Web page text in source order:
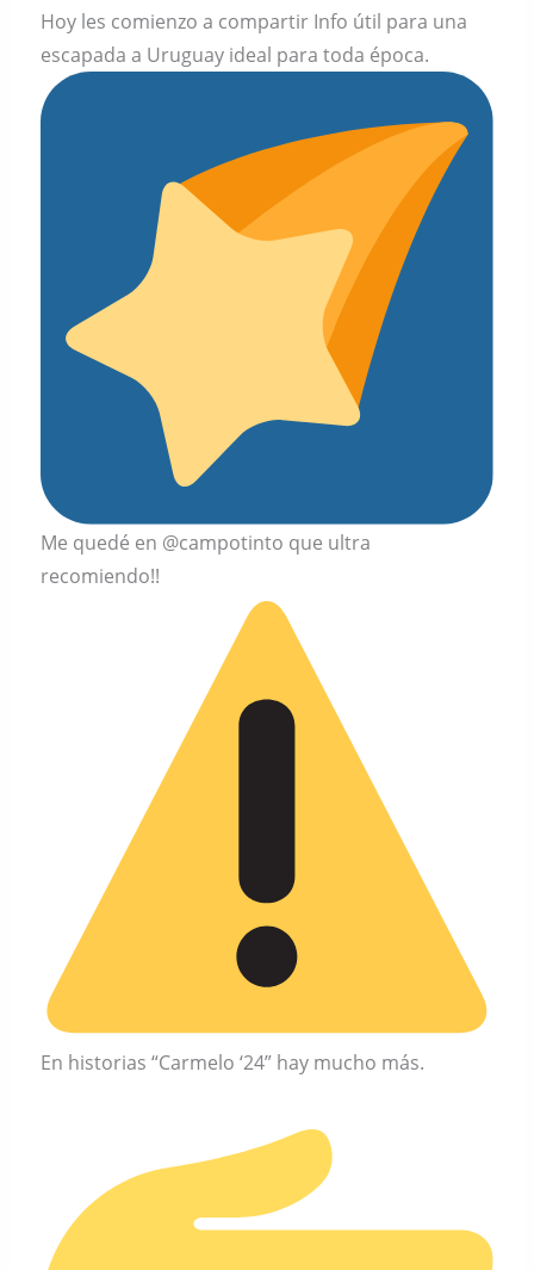
Hoy les comienzo a compartir Info útil para una
escapada a Uruguay ideal para toda época.
Me quedé en @campotinto que ultra
recomiendo!!
En historias “Carmelo ‘24” hay mucho más.